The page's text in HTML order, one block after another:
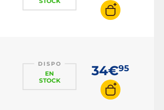
DISPO
EN
STOCK
34€95